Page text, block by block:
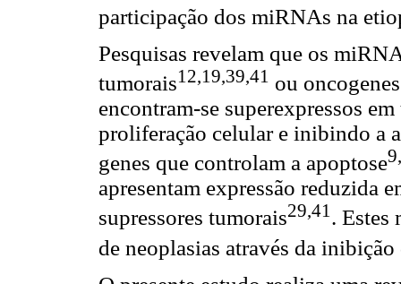
participação dos miRNAs na
Pesquisas revelam que os
tumorais12,19,39,41 ou oncogenes
encontram-se superexpressos
proliferação celular e inibindo a
genes que controlam a apoptose
apresentam expressão reduzida
supressores tumorais29,41 . Estes
de neoplasias através da inibição